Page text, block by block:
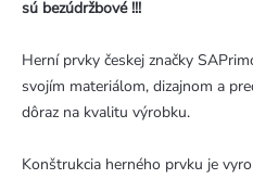
sú bezúdržbové !!!
Herní prvky českej značky
svojím materiálom, dizajnom a
dôraz na kvalitu výrobku.
Konštrukcia herného prvku je